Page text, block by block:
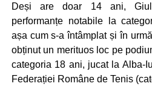
Deși are doar 14 ani,
performanțe notabile la
așa cum s-a întâmplat și în
obținut un merituos loc pe
categoria 18 ani, jucat la Alba-
Federației Române de Tenis